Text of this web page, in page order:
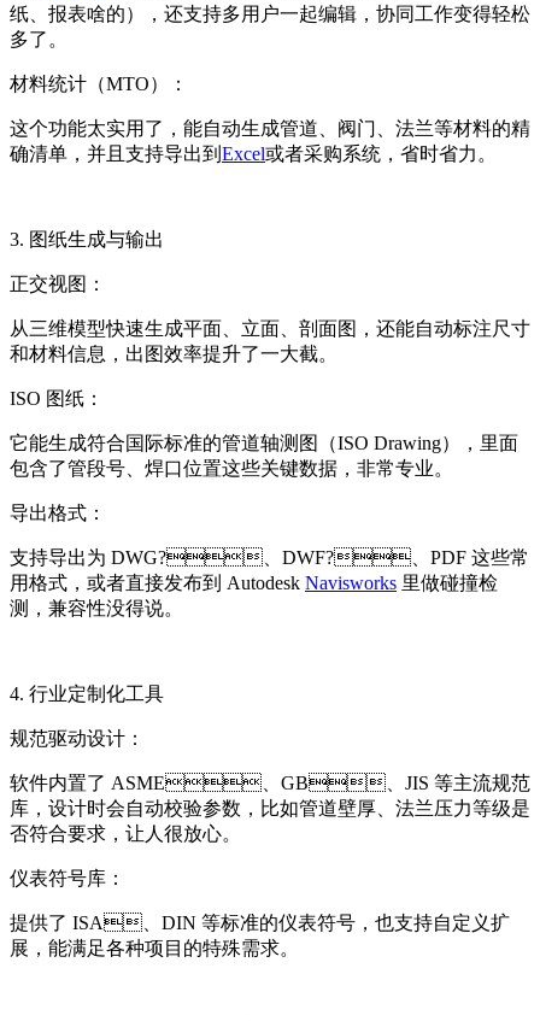
纸、报表啥的），还支持多用户一起编辑，协同工作变得轻松
多了。
材料统计（MTO）：
这个功能太实用了，能自动生成管道、阀门、法兰等材料的精
确清单，并且支持导出到 Excel或者采购系统，省时省力。
3. 图纸生成与输出
正交视图：
从三维模型快速生成平面、立面、剖面图，还能自动标注尺寸
和材料信息，出图效率提升了一大截。
ISO 图纸：
它能生成符合国际标准的管道轴测图（ISO Drawing），里面
包含了管段号、焊口位置这些关键数据，非常专业。
导出格式：
支持导出为 DWG?、DWF?、PDF 这些常
用格式，或者直接发布到 Autodesk Navisworks 里做碰撞检
测，兼容性没得说。
4. 行业定制化工具
规范驱动设计：
软件内置了 ASME、GB、JIS 等主流规范
库，设计时会自动校验参数，比如管道壁厚、法兰压力等级是
否符合要求，让人很放心。
仪表符号库：
提供了 ISA、DIN 等标准的仪表符号，也支持自定义扩
展，能满足各种项目的特殊需求。